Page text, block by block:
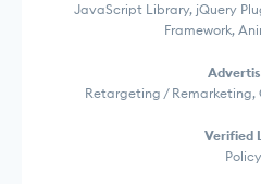
JavaScript Library, jQuery
Framework,
Retargeting /
Verified
Policy